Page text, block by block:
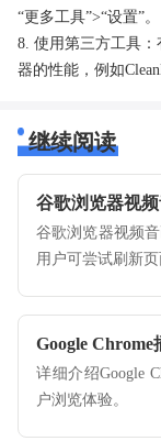
“更多工具”>“设置”。
8. 使用第三方工具
器的性能，例如
继续阅读
谷歌浏览器视
谷歌浏览器视频
用户可尝试刷新
Google
详细介绍Google
户浏览体验。